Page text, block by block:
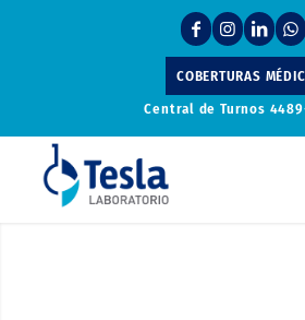
COBERTURAS
Central de Turnos